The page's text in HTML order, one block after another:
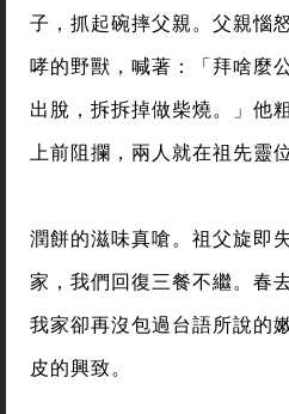
子，抓起碗摔父親。父親惱
哮的野獸，喊著：「拜啥麼
出脫，拆拆掉做柴燒。」他
上前阻攔，兩人就在祖先靈
潤餅的滋味真嗆。祖父旋即
家，我們回復三餐不繼。春
我家卻再沒包過台語所說的
皮的興致。